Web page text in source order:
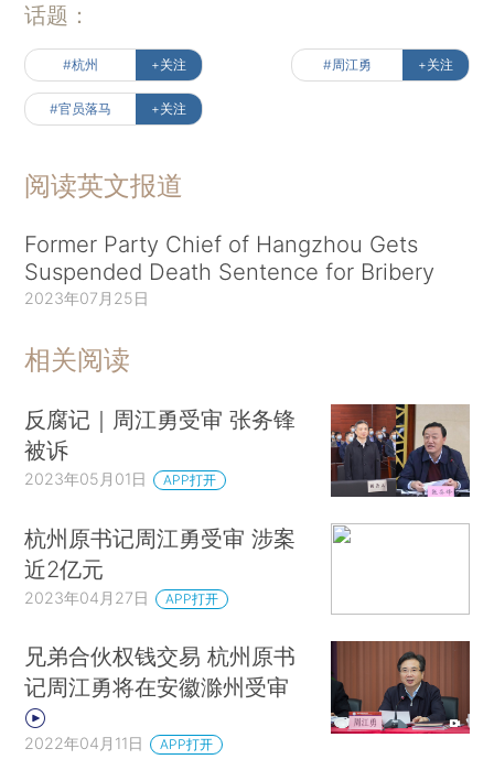
话题：
#杭州 +关注 #周江勇 +关注
#官员落马 +关注
阅读英文报道
Former Party Chief of Hangzhou Gets
Suspended Death Sentence for Bribery
2023年07月25日
相关阅读
反腐记｜周江勇受审 张务锋
被诉
2023年05月01日 APP打开
杭州原书记周江勇受审 涉案
近2亿元
2023年04月27日 APP打开
兄弟合伙权钱交易 杭州原书
记周江勇将在安徽滁州受审
2022年04月11日 APP打开